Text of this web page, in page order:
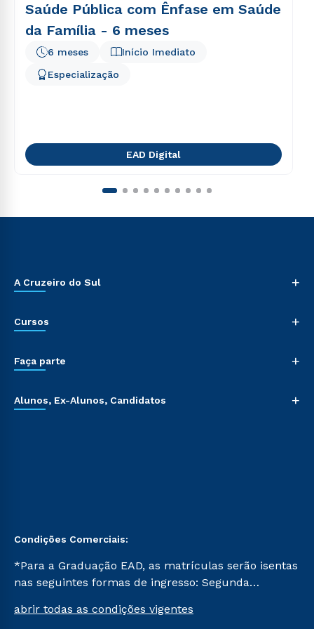
Saúde Pública com Ênfase em Saúde
da Família - 6 meses
Início Imediato
6 meses
Especialização
EAD Digital
A Cruzeiro do Sul +
Cursos +
Faça parte +
Alunos, Ex-Alunos, Candidatos +
Condições Comerciais:
*Para a Graduação EAD, as matrículas serão isentas
nas seguintes formas de ingresso: Segunda
Já para as demais, a taxa de matrícula será de R$
abrir todas as condições vigentes